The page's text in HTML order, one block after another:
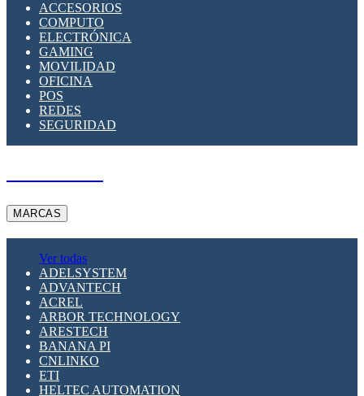
SUPRESOR DE TRANSIENTES SPDS PARA
APLICACIONES FOTOVOLTAICAS
ACCESORIOS
COMPUTO
ELECTRÓNICA
GAMING
MOVILIDAD
OFICINA
POS
REDES
SEGURIDAD
MARCAS
Ver todas
ADELSYSTEM
ADVANTECH
ACREL
ARBOR TECHNOLOGY
ARESTECH
BANANA PI
CNLINKO
ETI
HELTEC AUTOMATION